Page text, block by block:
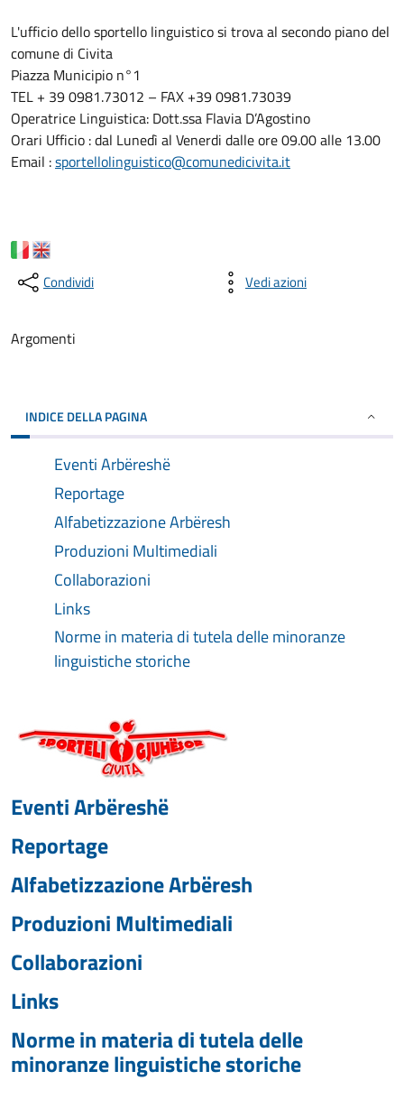
L'ufficio dello sportello linguistico si trova al secondo piano del
comune di Civita
Piazza Municipio n°1
TEL + 39 0981.73012 – FAX +39 0981.73039
Operatrice Linguistica: Dott.ssa Flavia D’Agostino
Orari Ufficio : dal Lunedì al Venerdi dalle ore 09.00 alle 13.00
Email :sportellolinguistico@comunedicivita.it
Condividi Vedi azioni
Argomenti
INDICE DELLA PAGINA
Eventi Arbëreshë
Reportage
Alfabetizzazione Arbëresh
Produzioni Multimediali
Collaborazioni
Links
Norme in materia di tutela delle minoranze
linguistiche storiche
Eventi Arbëreshë
Reportage
Alfabetizzazione Arbëresh
Produzioni Multimediali
Collaborazioni
Links
Norme in materia di tutela delle
minoranze linguistiche storiche